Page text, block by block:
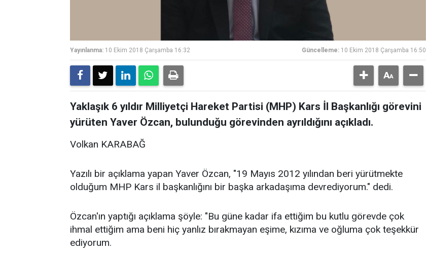
Yayınlanma: 10 Ekim 2018 Çarşamba 16:32 Güncelleme: 10 Ekim 2018 Çarşamba 16:50
Yaklaşık 6 yıldır Milliyetçi Hareket Partisi (MHP) Kars İl Başkanlığı görevini
yürüten Yaver Özcan, bulunduğu görevinden ayrıldığını açıkladı.
Volkan KARABAĞ
Yazılı bir açıklama yapan Yaver Özcan, "19 Mayıs 2012 yılından beri yürütmekte
olduğum MHP Kars il başkanlığını bir başka arkadaşıma devrediyorum." dedi.
Özcan'ın yaptığı açıklama şöyle: "Bu güne kadar ifa ettiğim bu kutlu görevde çok
ihmal ettiğim ama beni hiç yanlız bırakmayan eşime, kızıma ve oğluma çok teşekkür
ediyorum.